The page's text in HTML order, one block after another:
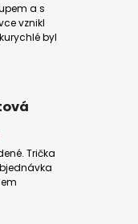
a s
vznikl
byl
Trička